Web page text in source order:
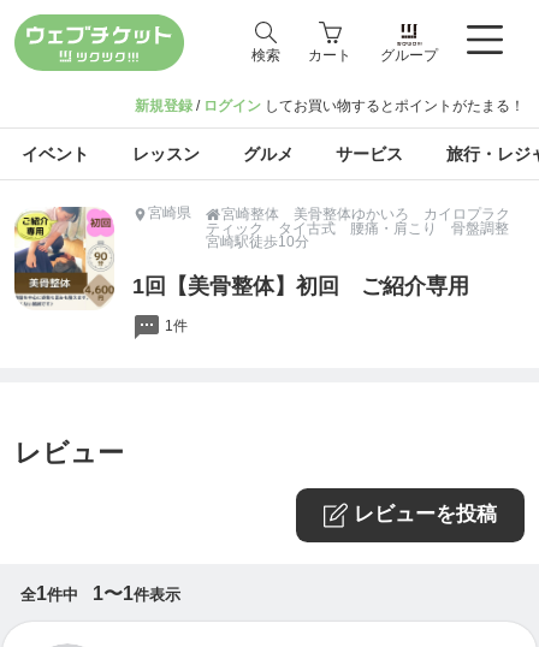
検索 カート グループ
新規登録 / ログイン してお買い物するとポイントがたまる！
イベント レッスン グルメ サービス 旅行・レジ
宮崎県 宮崎整体 美骨整体ゆかいろ カイロプラク
ティック タイ古式 腰痛・肩こり 骨盤調整
宮崎駅徒歩10分
1回【美骨整体】初回 ご紹介専用
1件
レビュー
レビューを投稿
全1件中 1〜1件表示